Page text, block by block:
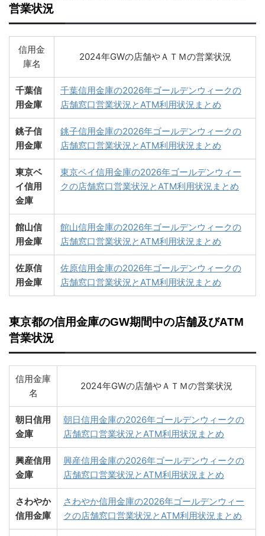
営業状況
信用金
庫名
2024年GWの店舗やＡＴＭの営業状況
千葉信
用金庫
千葉信用金庫の2026年ゴールデンウィークの
店舗窓口営業状況とATM利用状況まとめ
銚子信
用金庫
銚子信用金庫の2026年ゴールデンウィークの
店舗窓口営業状況とATM利用状況まとめ
東京ベ
イ信用
金庫
東京ベイ信用金庫の2026年ゴールデンウィー
クの店舗窓口営業状況とATM利用状況まとめ
館山信
用金庫
館山信用金庫の2026年ゴールデンウィークの
店舗窓口営業状況とATM利用状況まとめ
佐原信
用金庫
佐原信用金庫の2026年ゴールデンウィークの
店舗窓口営業状況とATM利用状況まとめ
東京都の信用金庫のGW期間中の店舗及びATM
営業状況
信用金庫
名
2024年GWの店舗やＡＴＭの営業状況
朝日信用
金庫
朝日信用金庫の2026年ゴールデンウィークの
店舗窓口営業状況とATM利用状況まとめ
興産信用
金庫
興産信用金庫の2026年ゴールデンウィークの
店舗窓口営業状況とATM利用状況まとめ
さわやか
信用金庫
さわやか信用金庫の2026年ゴールデンウィー
クの店舗窓口営業状況とATM利用状況まとめ